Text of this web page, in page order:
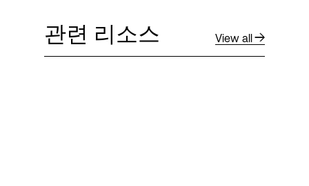
관련 리소스 View all